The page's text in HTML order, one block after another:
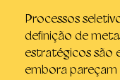
Processos
definição de
estratégicos são
embora pareçam